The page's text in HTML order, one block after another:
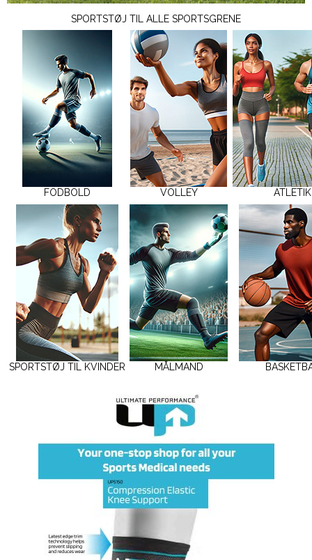
SPORTSTØJ TIL ALLE SPORTSGRENE
FODBOLD VOLLEY ATLETIK
SPORTSTØJ TIL KVINDER MÅLMAND